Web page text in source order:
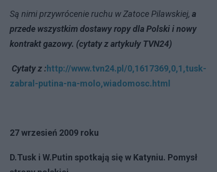
Są nimi przywrócenie ruchu w Zatoce Pilawskiej, a
przede wszystkim dostawy ropy dla Polski i nowy
kontrakt gazowy. (cytaty z artykuły TVN24)
Cytaty z :http://www.tvn24.pl/0,1617369,0,1,tusk-
zabral-putina-na-molo,wiadomosc.html
27 wrzesień 2009 roku
D.Tusk i W.Putin spotkają się w Katyniu. Pomysł